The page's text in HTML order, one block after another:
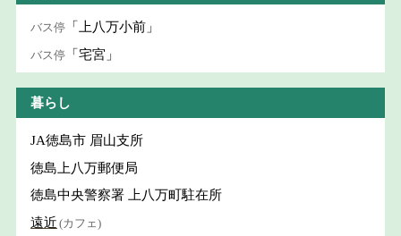
バス停 「上八万小前」
バス停 「宅宮」
暮らし
JA徳島市 眉山支所
徳島上八万郵便局
徳島中央警察署 上八万町駐在所
遠近 (カフェ)